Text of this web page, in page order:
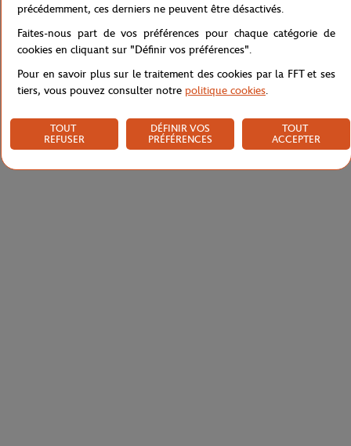
précédemment, ces derniers ne peuvent être désactivés.
Faites-nous part de vos préférences pour chaque catégorie de
cookies en cliquant sur "Définir vos préférences".
Pour en savoir plus sur le traitement des cookies par la FFT et ses
tiers, vous pouvez consulter notre politique cookies.
TOUT
REFUSER
DÉFINIR VOS
PRÉFÉRENCES
TOUT
ACCEPTER